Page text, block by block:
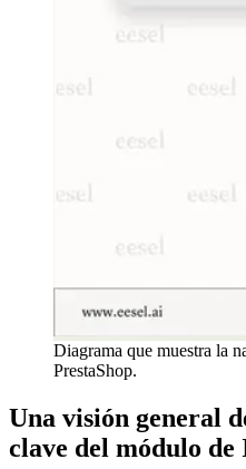
Diagrama que muestra la
PrestaShop.
Una visión general
clave del módulo de